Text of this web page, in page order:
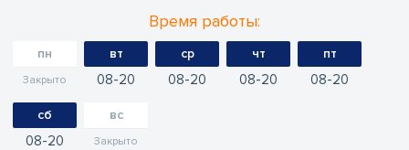
Время работы:
пн
Закрыто
вт
08 20
ср
08 20
чт
08 20
пт
08 20
сб
08 20
вс
Закрыто